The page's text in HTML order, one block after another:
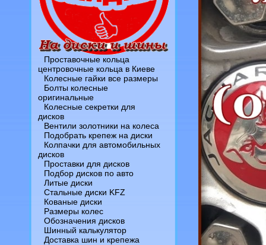
Проставочные кольца
центровочные кольца в Киеве
Колесные гайки все размеры
Болты колесные
оригинальные
Колесные секретки для
дисков
Вентили золотники на колеса
Подобрать крепеж на диски
Колпачки для автомобильных
дисков
Проставки для дисков
Подбор дисков по авто
Литые диски
Стальные диски KFZ
Кованые диски
Размеры колес
Обозначения дисков
Шинный калькулятор
Доставка шин и крепежа